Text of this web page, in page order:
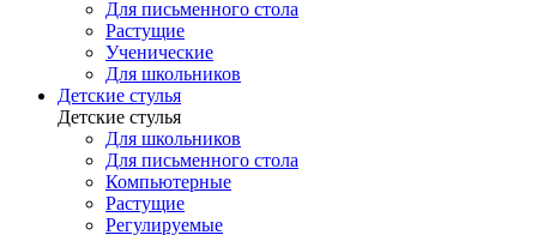
Для письменного стола
Растущие
Ученические
Для школьников
Детские стулья
Детские стулья
Для школьников
Для письменного стола
Компьютерные
Растущие
Регулируемые